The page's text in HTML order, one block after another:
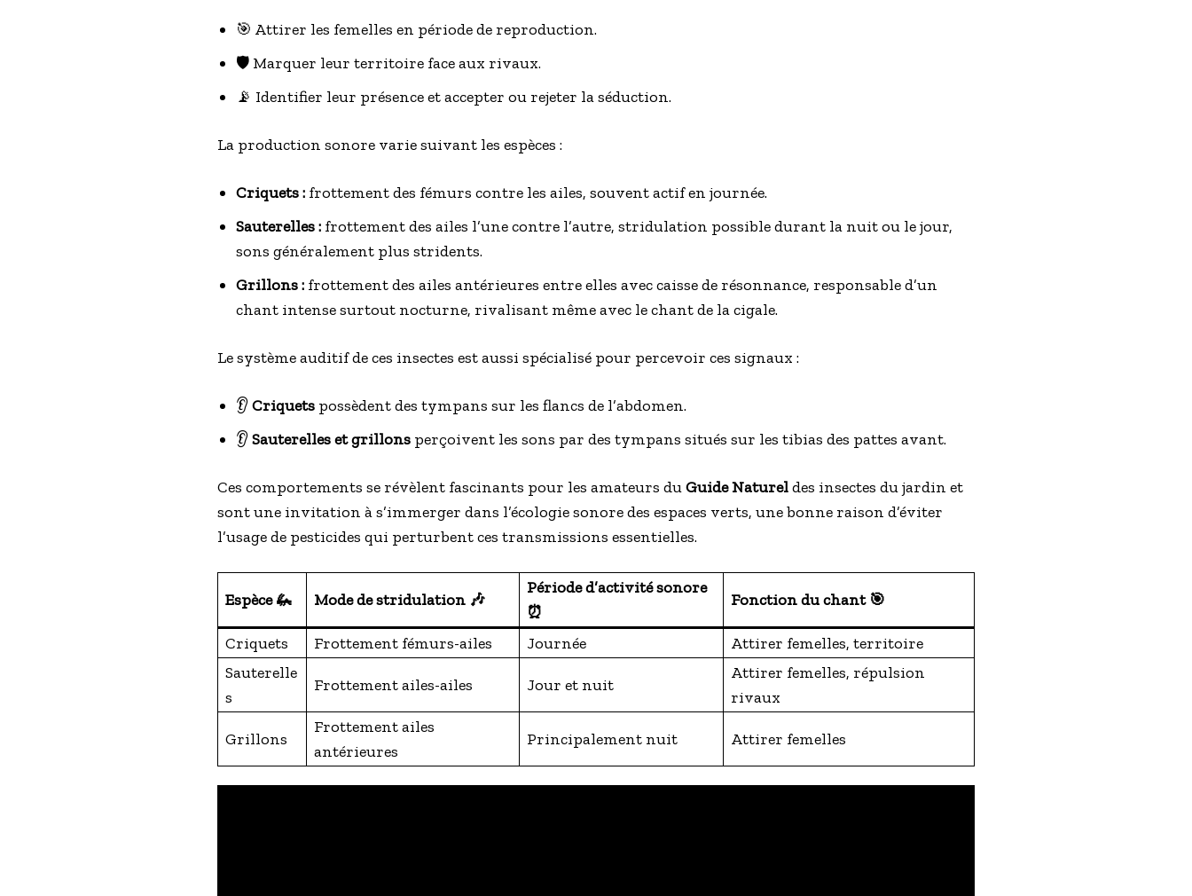
🎯 Attirer les femelles en période de reproduction.
🛡️ Marquer leur territoire face aux rivaux.
📡 Identifier leur présence et accepter ou rejeter la séduction.
La production sonore varie suivant les espèces :
Criquets : frottement des fémurs contre les ailes, souvent actif en journée.
Sauterelles : frottement des ailes l’une contre l’autre, stridulation possible durant la nuit ou le jour,
sons généralement plus stridents.
Grillons : frottement des ailes antérieures entre elles avec caisse de résonnance, responsable d’un
chant intense surtout nocturne, rivalisant même avec le chant de la cigale.
Le système auditif de ces insectes est aussi spécialisé pour percevoir ces signaux :
👂Criquetspossèdent des tympans sur les flancs de l’abdomen.
👂Sauterelles et grillonsperçoivent les sons par des tympans situés sur les tibias des pattes avant.
Ces comportements se révèlent fascinants pour les amateurs duGuide Natureldes insectes du jardin et
sont une invitation à s’immerger dans l’écologie sonore des espaces verts, une bonne raison d’éviter
l’usage de pesticides qui perturbent ces transmissions essentielles.
Espèce 🦗 Mode de stridulation 🎶
Période d’activité sonore
⏰
Fonction du chant 🎯
Criquets Frottement fémurs-ailes Journée
Attirer femelles, territoire
Sauterelle
s
Frottement ailes-ailes Jour et nuit
Attirer femelles, répulsion
rivaux
Grillons
Frottement ailes
antérieures
Principalement nuit Attirer femelles